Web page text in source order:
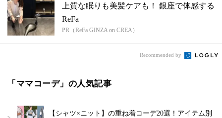
上質な眠りも美髪ケアも！ 銀座で体感する
ReFa
PR（ReFa GINZA on CREA）
Recommended by
「ママコーデ」の人気記事
【シャツ×ニット】の重ね着コーデ20選！アイテム別